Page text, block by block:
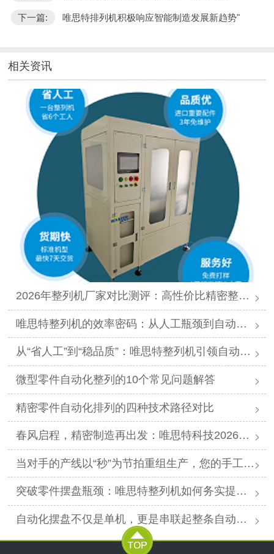
下一篇: 唯思特排列机积极响应智能制造发展新趋势"
相关资讯
2026年整列机厂家对比测评：高性价比精密整列品牌推荐
唯思特整列机的效率密码：从人工瓶颈到自动化跨越
从“省人工”到“稳品质”：唯思特整列机引领自动化价值跃迁
微型零件自动化整列的10个常见问题解答
精密零件自动化排列的四种技术路径对比
春风启程，精密制造再出发：唯思特科技2026年春节后正式开工
当对手的产线以“秒”为节拍重组生产，您的手工摆盘环节是否已成为供应链响应赛跑中的“绊马索”？
突破零件摆盘瓶颈：唯思特整列机如何务实提升产线效能
自动化摆盘不仅是单机，更是串联起整条自动化产线的“高效关节”。